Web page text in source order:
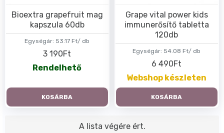
Egységár: 53.17 Ft/ db
Bioextra grapefruit mag
kapszula 60db
3 190Ft
Rendelhető
KOSÁRBA
Egységár: 54.08 Ft/ db
Grape vital power kids
immunerősítő tabletta
120db
6 490Ft
Webshop készleten
KOSÁRBA
A lista végére ért.